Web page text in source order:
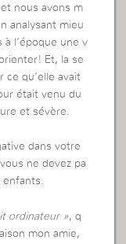
nous avons m
analysant mieu
à l’époque une v
Et, la se
ce qu’elle avait
était venu du
et sévère.
dans votre
ne devez pa
enfants.
ordinateur », q
mon amie,